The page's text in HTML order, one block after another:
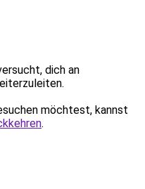
dich an
möchtest, kannst
.